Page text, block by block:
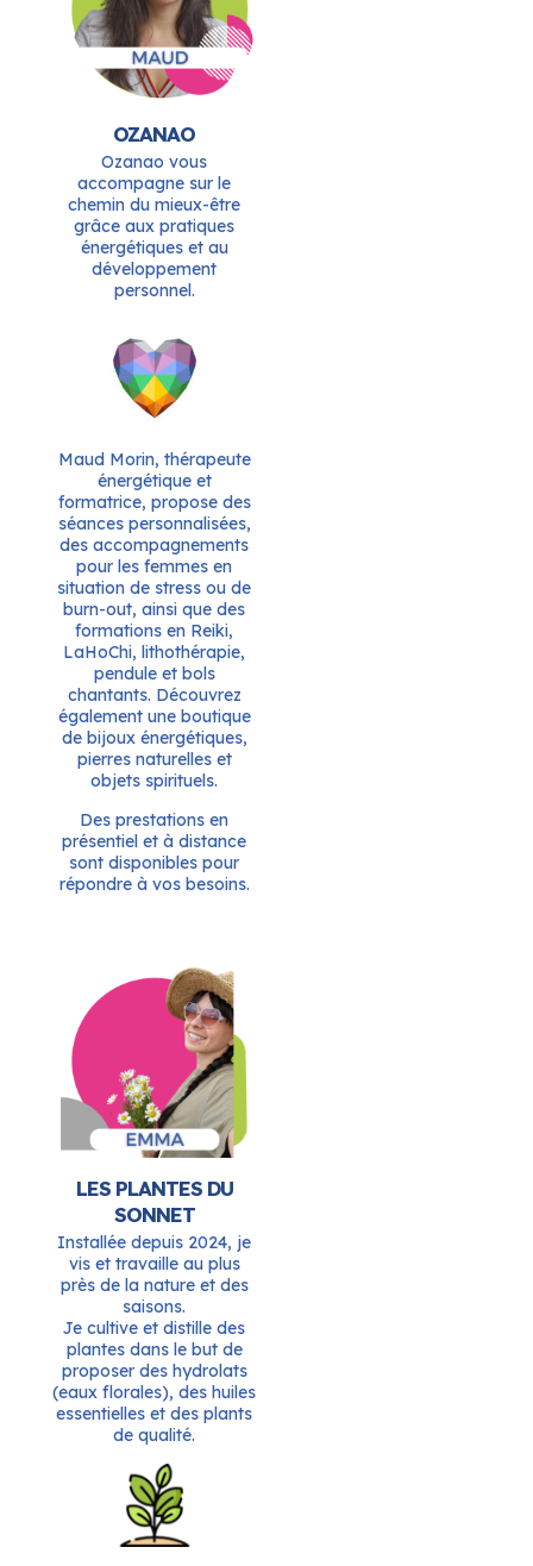
OZANAO
Ozanao vous
accompagne sur le
chemin du mieux-être
grâce aux pratiques
énergétiques et au
développement
personnel.
Maud Morin, thérapeute
énergétique et
formatrice, propose des
séances personnalisées,
des accompagnements
pour les femmes en
situation de stress ou de
burn-out, ainsi que des
formations en Reiki,
LaHoChi, lithothérapie,
pendule et bols
chantants. Découvrez
également une boutique
de bijoux énergétiques,
pierres naturelles et
objets spirituels.
Des prestations en
présentiel et à distance
sont disponibles pour
répondre à vos besoins.
LES PLANTES DU
SONNET
Installée depuis 2024, je
vis et travaille au plus
près de la nature et des
saisons.
Je cultive et distille des
plantes dans le but de
proposer des hydrolats
(eaux florales), des huiles
essentielles et des plants
de qualité.